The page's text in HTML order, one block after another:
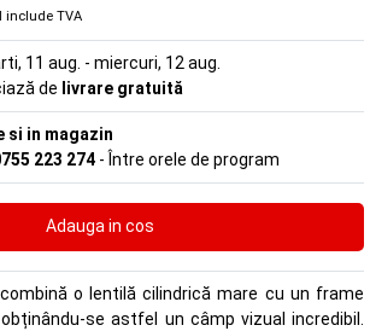
include TVA
11 aug. - miercuri, 12 aug.
de livrare gratuită
si in magazin
223 274 - Între orele de program
o lentilă cilindrică mare cu un frame
se astfel un câmp vizual incredibil.